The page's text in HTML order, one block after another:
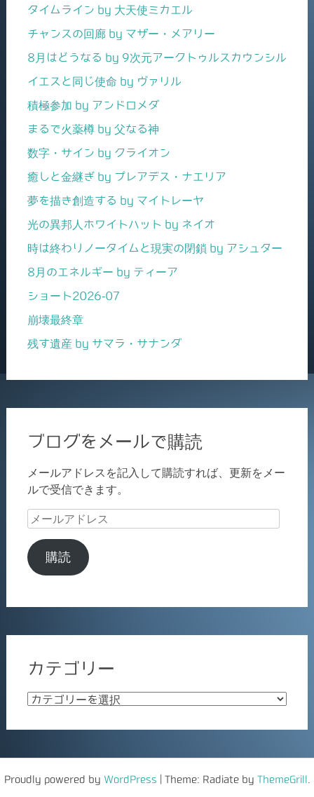
タイムライン by 大天使ミカエル
チャンスの回廊 by マザー・メアリー
8月はどうなる by 9次元アークトゥルスカウンシル
イエスと同じ使命 by ヴァリル
積極参加 by アンドロメダ
まるで火薬樽 by 父なる神
数字・サイン by クライオン
癒しと金継ぎ by プレアデス・ナエリア
夢を描き創造する by マイトレーヤ
光の異邦人ホワイトハット by ネイオ
時は終わりノータイムと現実の閉鎖 by アシュター
8月のエネルギー by ティーア
ショート2026-07
崩壊最終章
残す遺産 by サマラ・サナンダ
ブログをメールで購読
メールアドレスを記入して購読すれば、更新をメー
ルで受信できます。
メ
ル
ア
購読
カテゴリー
カ
ゴ
Proudly powered by WordPress Theme: Radiate by ThemeGrill